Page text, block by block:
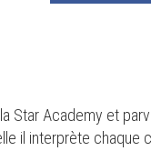
Star Academy et
il interprète chaque